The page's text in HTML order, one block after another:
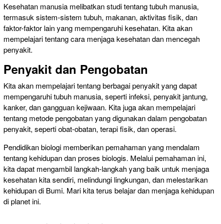
Kesehatan manusia melibatkan studi tentang tubuh manusia,
termasuk sistem-sistem tubuh, makanan, aktivitas fisik, dan
faktor-faktor lain yang mempengaruhi kesehatan. Kita akan
mempelajari tentang cara menjaga kesehatan dan mencegah
penyakit.
Penyakit dan Pengobatan
Kita akan mempelajari tentang berbagai penyakit yang dapat
mempengaruhi tubuh manusia, seperti infeksi, penyakit jantung,
kanker, dan gangguan kejiwaan. Kita juga akan mempelajari
tentang metode pengobatan yang digunakan dalam pengobatan
penyakit, seperti obat-obatan, terapi fisik, dan operasi.
Pendidikan biologi memberikan pemahaman yang mendalam
tentang kehidupan dan proses biologis. Melalui pemahaman ini,
kita dapat mengambil langkah-langkah yang baik untuk menjaga
kesehatan kita sendiri, melindungi lingkungan, dan melestarikan
kehidupan di Bumi. Mari kita terus belajar dan menjaga kehidupan
di planet ini.